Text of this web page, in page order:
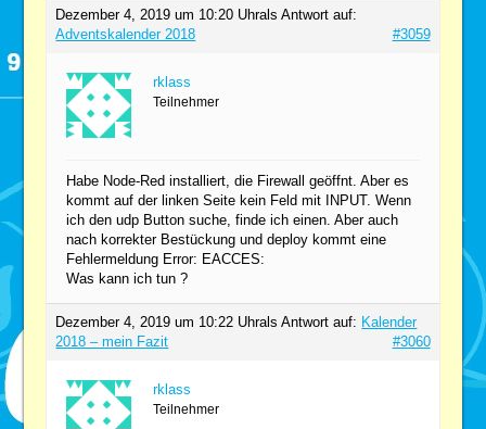
Dezember 4, 2019 um 10:20 Uhrals Antwort auf:
Adventskalender 2018
#3059
rklass
Teilnehmer
Habe Node-Red installiert, die Firewall geöffnt. Aber es
kommt auf der linken Seite kein Feld mit INPUT. Wenn
ich den udp Button suche, finde ich einen. Aber auch
nach korrekter Bestückung und deploy kommt eine
Fehlermeldung Error: EACCES:
Was kann ich tun ?
Dezember 4, 2019 um 10:22 Uhrals Antwort auf: Kalender
2018 – mein Fazit
#3060
rklass
Teilnehmer